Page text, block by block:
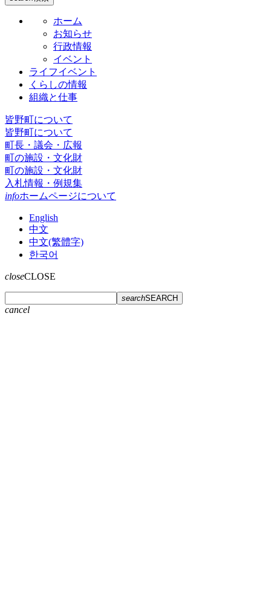
ホーム
お知らせ
行政情報
イベント
ライフイベント
くらしの情報
組織と仕事
皆野町について
皆野町について
町長・議会・広報
町の施設・文化財
町の施設・文化財
入札情報・例規集
infoホームページについて
English
中文
中文(繁體字)
한국어
closeCLOSE
searchSEARCH
cancel